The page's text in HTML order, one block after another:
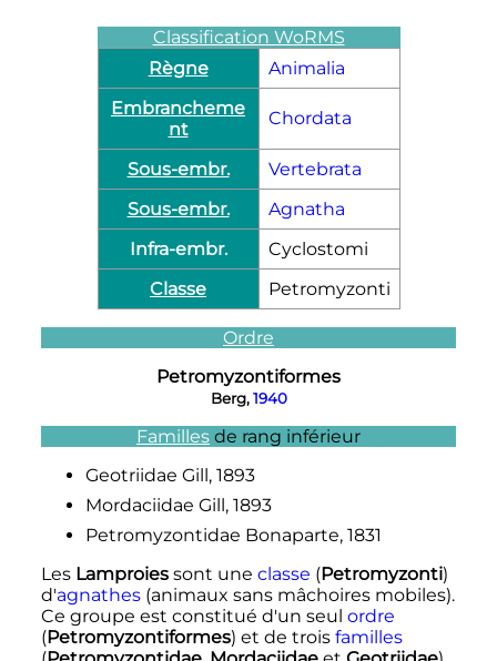
Classification WoRMS
Règne
Animalia
Embrancheme
nt
Chordata
Sous-embr.
Vertebrata
Sous-embr.
Agnatha
Infra-embr.
Cyclostomi
Classe
Petromyzonti
Ordre
Petromyzontiformes
Berg,1940
Familles de rang inférieur
Geotriidae Gill, 1893
Mordaciidae Gill, 1893
Petromyzontidae Bonaparte, 1831
Les Lamproiessont une classe (Petromyzonti)
d'agnathes(animaux sans mâchoires mobiles).
Ce groupe est constitué d'un seul ordre
(Petromyzontiformes) et de trois familles